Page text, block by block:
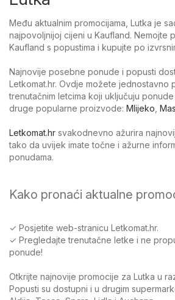
Među aktualnim promocijama, Lutka je
najpovoljnijoj cijeni u Kaufland. Nemojte
Kaufland s popustima i kupujte po
Najnovije posebne ponude i popusti
Letkomat.hr. Ovdje možete jednostavno
trenutačnim letcima koji uključuju
druge popularne proizvode: Mlijeko
Letkomat.hr svakodnevno ažurira
tako da uvijek imate točne i ažurne
ponudama.
Kako pronaći aktualne
✓ Posjetite web-stranicu Letkomat.hr.
✓ Pregledajte trenutačne letke i ne
ponude!
Otkrijte najnovije promocije za Lutka u
Popusti su dostupni i u drugim